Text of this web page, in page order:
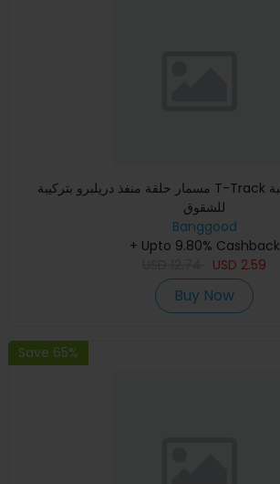
مسمار حلقة منفذ دريلبرو بتركيبة T-Track لأداة النجارة مناسبة
للشقوق
Banggood
+ Upto 9.80% Cashback
USD 2.59
Buy Now
Save 65%